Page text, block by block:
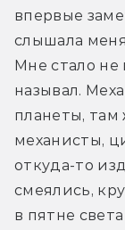
впервые
слышала
Мне стало не
называл.
планеты, там
механисты,
откуда-то
смеялись,
в пятне